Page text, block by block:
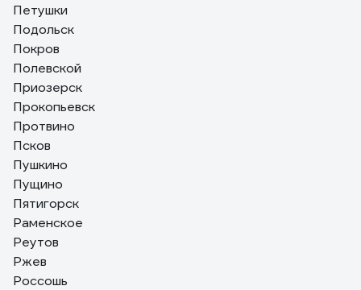
Петушки
Подольск
Покров
Полевской
Приозерск
Прокопьевск
Протвино
Псков
Пушкино
Пущино
Пятигорск
Раменское
Реутов
Ржев
Россошь